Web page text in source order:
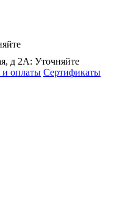
д 2А: Уточняйте
и оплаты Сертификаты